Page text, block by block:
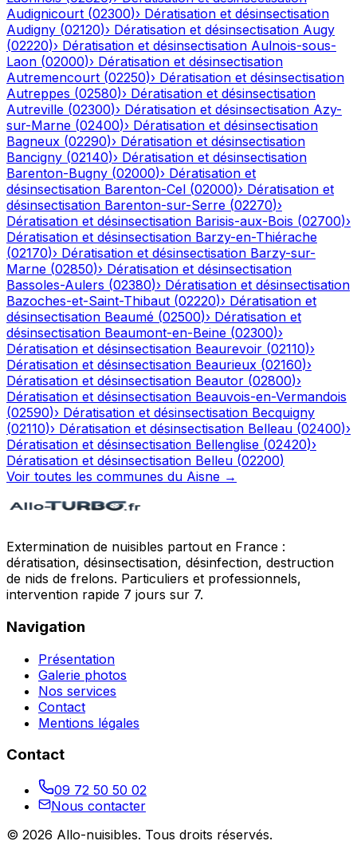
Audignicourt (02300)› Dératisation et désinsectisation
Audigny (02120)› Dératisation et désinsectisation Augy
(02220)› Dératisation et désinsectisation Aulnois-sous-
Laon (02000)› Dératisation et désinsectisation
Autremencourt (02250)› Dératisation et désinsectisation
Autreppes (02580)› Dératisation et désinsectisation
Autreville (02300)› Dératisation et désinsectisation Azy-
sur-Marne (02400)› Dératisation et désinsectisation
Bagneux (02290)› Dératisation et désinsectisation
Bancigny (02140)› Dératisation et désinsectisation
Barenton-Bugny (02000)› Dératisation et
désinsectisation Barenton-Cel (02000)› Dératisation et
désinsectisation Barenton-sur-Serre (02270)›
Dératisation et désinsectisation Barisis-aux-Bois (02700)›
Dératisation et désinsectisation Barzy-en-Thiérache
(02170)› Dératisation et désinsectisation Barzy-sur-
Marne (02850)› Dératisation et désinsectisation
Bassoles-Aulers (02380)› Dératisation et désinsectisation
Bazoches-et-Saint-Thibaut (02220)› Dératisation et
désinsectisation Beaumé (02500)› Dératisation et
désinsectisation Beaumont-en-Beine (02300)›
Dératisation et désinsectisation Beaurevoir (02110)›
Dératisation et désinsectisation Beaurieux (02160)›
Dératisation et désinsectisation Beautor (02800)›
Dératisation et désinsectisation Beauvois-en-Vermandois
(02590)› Dératisation et désinsectisation Becquigny
(02110)› Dératisation et désinsectisation Belleau (02400)›
Dératisation et désinsectisation Bellenglise (02420)›
Dératisation et désinsectisation Belleu (02200)
Voir toutes les communes du Aisne →
Extermination de nuisibles partout en France :
dératisation, désinsectisation, désinfection, destruction
de nids de frelons. Particuliers et professionnels,
intervention rapide 7 jours sur 7.
Navigation
Présentation
Galerie photos
Nos services
Contact
Mentions légales
Contact
09 72 50 50 02
Nous contacter
© 2026 Allo-nuisibles. Tous droits réservés.